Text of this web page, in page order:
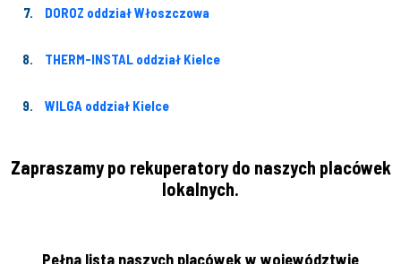
DOROZ oddział Włoszczowa
THERM-INSTAL oddział Kielce
WILGA oddział Kielce
Zapraszamy po rekuperatory do naszych placówek
lokalnych.
Pełna lista naszych placówek w województwie